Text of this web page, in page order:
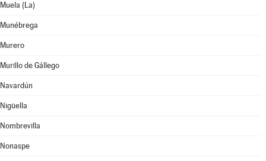
Muela (La)
Munébrega
Murero
Murillo de Gállego
Navardún
Nigüella
Nombrevilla
Nonaspe